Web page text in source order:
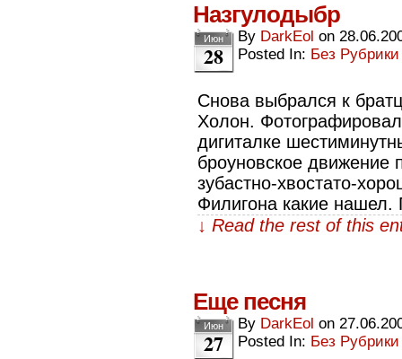
Назгулодыбр
Июн
28
By DarkEol on
Posted In: Без Рубрики
Снова выбрался к
Холон.
дигиталке
броуновское движение
зубастно-хвостато-
Филигона какие
↓ Read the rest of this
Еще песня
Июн
27
By DarkEol on
Posted In: Без Рубрики